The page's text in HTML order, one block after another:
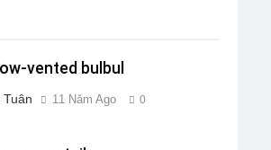
vented bulbul
Tuân 11 Năm Ago 0